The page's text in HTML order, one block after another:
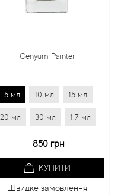
Genyum Painter
5 мл 10 мл 15 мл
20 мл 30 мл 1.7 мл
850 грн
КУПИТИ
Швидке замовлення